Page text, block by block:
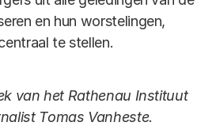
en hun worstelingen,
te stellen.
van het Rathenau Instituut
Tomas Vanheste.